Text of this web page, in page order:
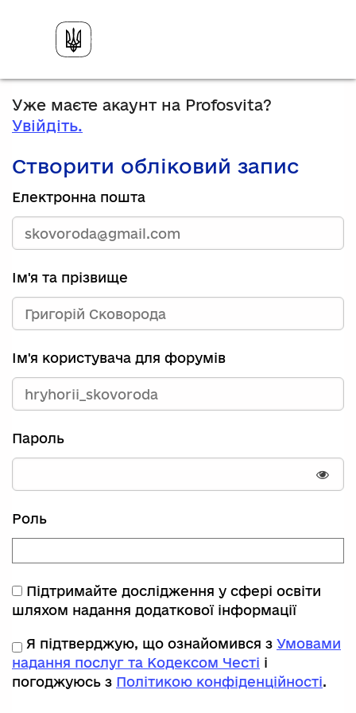
Уже маєте акаунт на Profosvita?
Увійдіть.
Створити обліковий запис
Електронна пошта
Ім'я та прізвище
Ім'я користувача для форумів
Пароль
Роль
Підтримайте дослідження у сфері освіти
шляхом надання додаткової інформації
Я підтверджую, що ознайомився з Умовами
надання послуг та Кодексом Честі і
погоджуюсь з Політикою конфіденційності.